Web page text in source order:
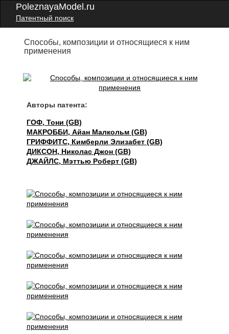
PoleznayaModel.ru
Патентный поиск
Способы, композиции и относящиеся к ним
применения
Авторы патента:
ГОФ, Тони (GB)
МАКРОББИ, Айан Малкольм (GB)
ГРИФФИТС, Кимберли Элизабет (GB)
ДИКСОН, Николас Джон (GB)
ДЖАЙЛС, Мэттью Роберт (GB)